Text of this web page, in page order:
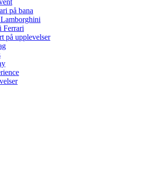
på bana
Ferrari
på upplevelser